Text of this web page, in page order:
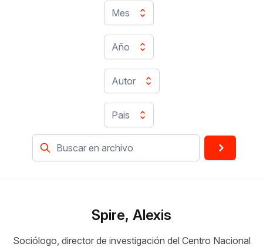
Mes
Año
Autor
Pais
Spire, Alexis
Sociólogo, director de investigación del Centro Nacional